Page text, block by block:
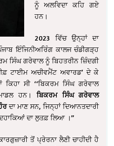
ਨੂੰ ਅਲਵਿਦਾ ਕਹਿ ਗਏ
ਹਨ।
2023 ਵਿੱਚ ਉਨ੍ਹਾਂ ਦਾ
ਇੰਜਿਨੀਅਰਿੰਗ ਕਾਲਜ ਚੰਡੀਗੜ੍ਹ
ਸਿੰਘ ਗਰੇਵਾਲ ਨੂੰ ਬਿਹਤਰੀਨ ਜ਼ਿੰਦਗੀ
ਟਾਈਮ ਅਚੀਵਮੈਂਟ ਅਵਾਰਡ’ ਦੇ ਕੇ
ਸੀ ‘‘ਬਿਕਰਮ ਸਿੰਘ ਗਰੇਵਾਲ
ਹਨ। ਬਿਕਰਮ ਸਿੰਘ ਗਰੇਵਾਲ
ਦਾ ਮਾਣ ਸਨ, ਜਿਨ੍ਹਾਂ ਦਿਆਨਤਦਾਰੀ
ਦਾ ਲੁਤਫ਼ ਲਿਆ ।’’
ਤੋਂ ਪ੍ਰੇਰਨਾ ਲੈਣੀ ਚਾਹੀਦੀ ਹੈ